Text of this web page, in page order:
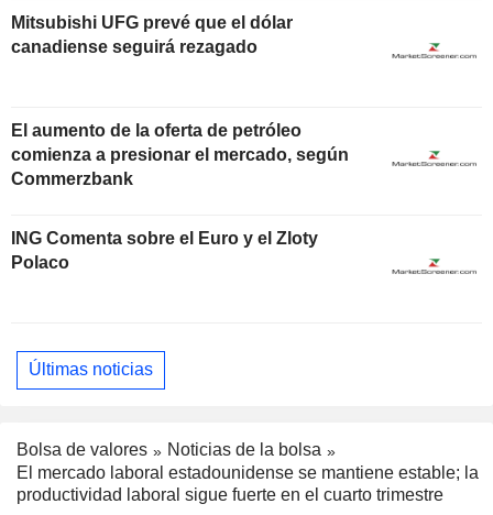
Mitsubishi UFG prevé que el dólar
canadiense seguirá rezagado
El aumento de la oferta de petróleo
comienza a presionar el mercado, según
Commerzbank
ING Comenta sobre el Euro y el Zloty
Polaco
Últimas noticias
Bolsa de valores
Noticias de la bolsa
El mercado laboral estadounidense se mantiene estable; la
productividad laboral sigue fuerte en el cuarto trimestre